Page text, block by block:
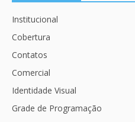
Institucional
Cobertura
Contatos
Comercial
Identidade Visual
Grade de Programação